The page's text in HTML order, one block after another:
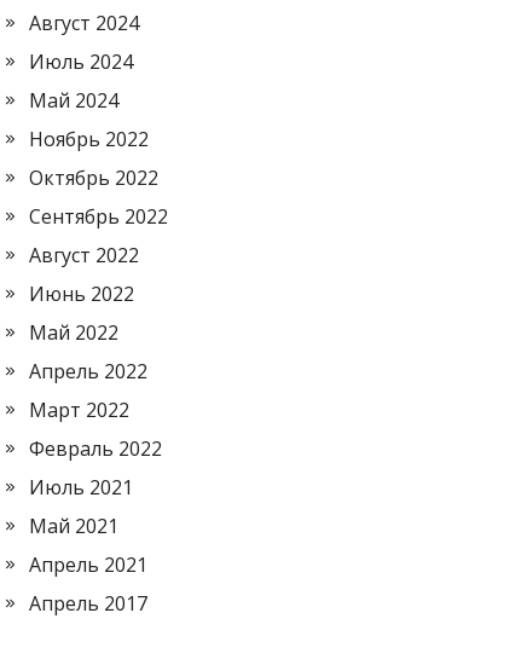
Август 2024
Июль 2024
Май 2024
Ноябрь 2022
Октябрь 2022
Сентябрь 2022
Август 2022
Июнь 2022
Май 2022
Апрель 2022
Март 2022
Февраль 2022
Июль 2021
Май 2021
Апрель 2021
Апрель 2017